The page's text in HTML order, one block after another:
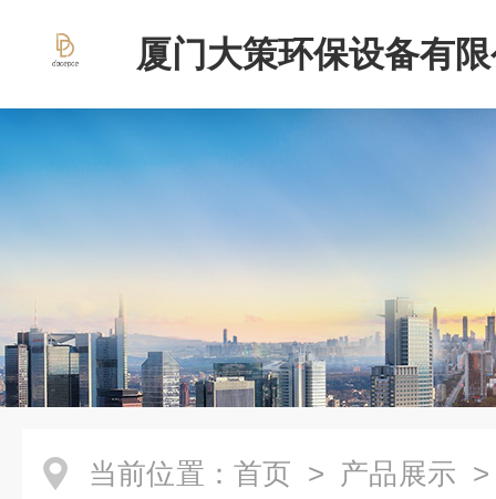
厦门大策环保设备有
当前位置： 首页 > 产品展示